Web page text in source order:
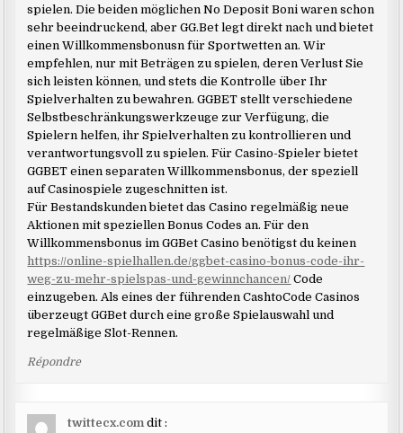
spielen. Die beiden möglichen No Deposit Boni waren schon
sehr beeindruckend, aber GG.Bet legt direkt nach und bietet
einen Willkommensbonusn für Sportwetten an. Wir
empfehlen, nur mit Beträgen zu spielen, deren Verlust Sie
sich leisten können, und stets die Kontrolle über Ihr
Spielverhalten zu bewahren. GGBET stellt verschiedene
Selbstbeschränkungswerkzeuge zur Verfügung, die
Spielern helfen, ihr Spielverhalten zu kontrollieren und
verantwortungsvoll zu spielen. Für Casino-Spieler bietet
GGBET einen separaten Willkommensbonus, der speziell
auf Casinospiele zugeschnitten ist.
Für Bestandskunden bietet das Casino regelmäßig neue
Aktionen mit speziellen Bonus Codes an. Für den
Willkommensbonus im GGBet Casino benötigst du keinen
https://online-spielhallen.de/ggbet-casino-bonus-code-ihr-
weg-zu-mehr-spielspas-und-gewinnchancen/ Code
einzugeben. Als eines der führenden CashtoCode Casinos
überzeugt GGBet durch eine große Spielauswahl und
regelmäßige Slot-Rennen.
Répondre
twittecx.com dit :